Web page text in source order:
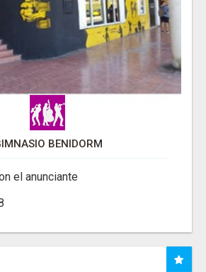
BENIDORM
el anunciante